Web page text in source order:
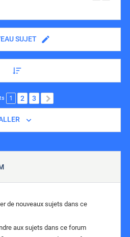
SUJET
1 2 3
de nouveaux sujets dans ce
aux sujets dans ce forum